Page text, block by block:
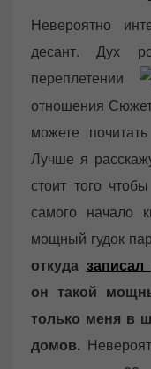
Невероятно
десант. Дух
переплетении
отношения
можете
Лучше я
стоит того
самого начало
мощный гудок
откуда записал
он такой
только меня в
домов.